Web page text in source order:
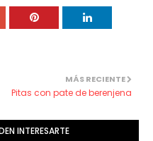
MÁS RECIENTE
Pitas con pate de berenjena
INTERESARTE